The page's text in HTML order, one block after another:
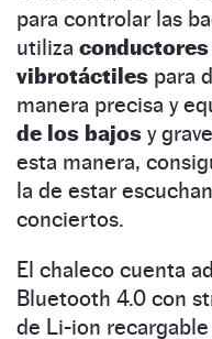
para controlar las
utiliza
vibrotáctiles para
manera precisa y
de los bajos y
esta manera,
la de estar
conciertos.
El chaleco cuenta
Bluetooth 4.0 con
de Li-ion